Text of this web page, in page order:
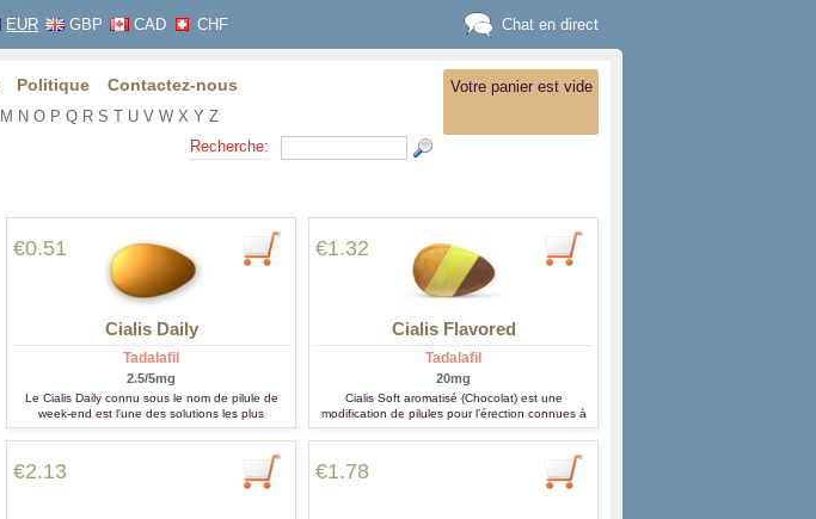
EUR GBP CAD CHF Chat en direct
Votre panier est vide
Politique Contactez-nous
M N O P Q R S T U V W X Y Z
Recherche:
€0.51
Cialis Daily
Tadalafil
2.5/5mg
Le Cialis Daily connu sous le nom de pilule de
week-end est l'une des solutions les plus
efficaces pour les patients atteints de dysfonction
érectile.
€1.32
Cialis Flavored
Tadalafil
20mg
Cialis Soft aromatisé (Chocolat) est une
modification de pilules pour l’érection connues à
travers le monde comme Cialis (Tadalafil). Cette
formule améliorée a deux mérites de base - il est
facile et agréable à prendre par la bouche et il
travaille plus vite que n'importe quelle pilule de
€2.13 €1.78